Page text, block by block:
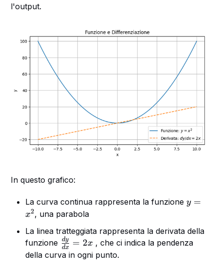
l'output.
In questo grafico:
La curva continua rappresenta la funzioney
^
2
y =
x2, una parabola
La linea tratteggiata rappresenta la derivata della
funzione \
fr
dx
dy = 2x , che ci indica la pendenza
della curva in ogni punto.